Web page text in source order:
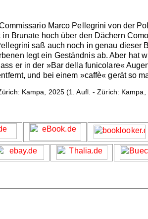
Marco Pellegrini von der
Brunate hoch über den Dächern
saß auch noch in genau dieser
legt ein Geständnis ab. Aber hat
er in der »Bar della funicolare«
und bei einem »caffè« gerät so
Kampa, 2025 (1. Aufl. - Zürich: